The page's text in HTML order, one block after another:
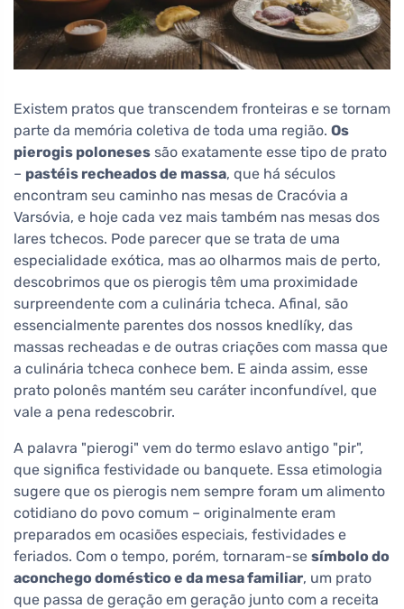
Existem pratos que transcendem fronteiras e se tornam
parte da memória coletiva de toda uma região. Os
pierogis poloneses são exatamente esse tipo de prato
– pastéis recheados de massa, que há séculos
encontram seu caminho nas mesas de Cracóvia a
Varsóvia, e hoje cada vez mais também nas mesas dos
lares tchecos. Pode parecer que se trata de uma
especialidade exótica, mas ao olharmos mais de perto,
descobrimos que os pierogis têm uma proximidade
surpreendente com a culinária tcheca. Afinal, são
essencialmente parentes dos nossos knedlíky, das
massas recheadas e de outras criações com massa que
a culinária tcheca conhece bem. E ainda assim, esse
prato polonês mantém seu caráter inconfundível, que
vale a pena redescobrir.
A palavra "pierogi" vem do termo eslavo antigo "pir",
que significa festividade ou banquete. Essa etimologia
sugere que os pierogis nem sempre foram um alimento
cotidiano do povo comum – originalmente eram
preparados em ocasiões especiais, festividades e
feriados. Com o tempo, porém, tornaram-se símbolo do
aconchego doméstico e da mesa familiar, um prato
que passa de geração em geração junto com a receita